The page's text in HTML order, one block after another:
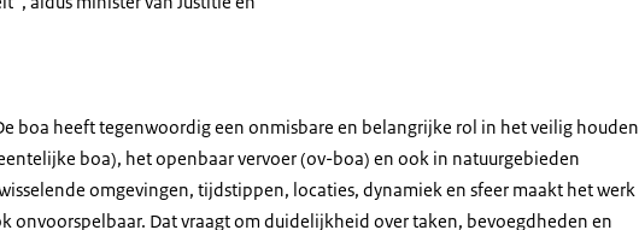
boa heeft tegenwoordig een onmisbare en belangrijke rol in het veilig houden
boa), het openbaar vervoer (ov-boa) en ook in natuurgebieden
omgevingen, tijdstippen, locaties, dynamiek en sfeer maakt het werk
onvoorspelbaar. Dat vraagt om duidelijkheid over taken, bevoegdheden en